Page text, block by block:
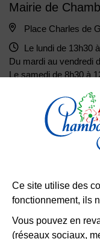
Mairie de
Place Charles de
Le lundi de 13h30
Du mardi au vendredi
Le samedi de 8h30 à
01 39 22 31 31
Ce site utilise des
fonctionnement, ils
Vous pouvez en
(réseaux sociaux,